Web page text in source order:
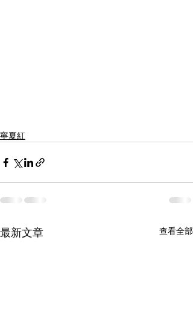
寧夏紅
最新文章 查看全部